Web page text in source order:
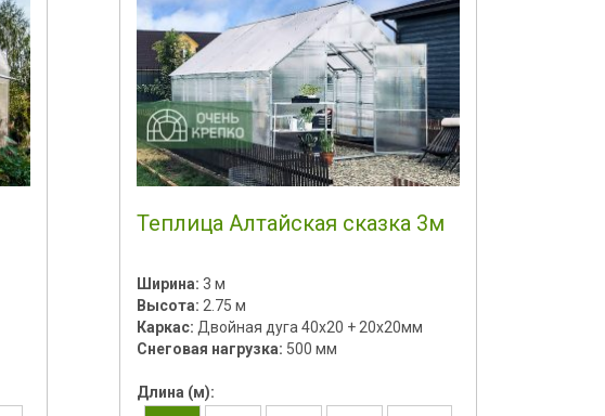
Теплица Алтайская сказка 3м
Ширина:3 м
Высота:2.75 м
Каркас:Двойная дуга 40х20 + 20х20мм
Снеговая нагрузка: 500 мм
Длина (м):